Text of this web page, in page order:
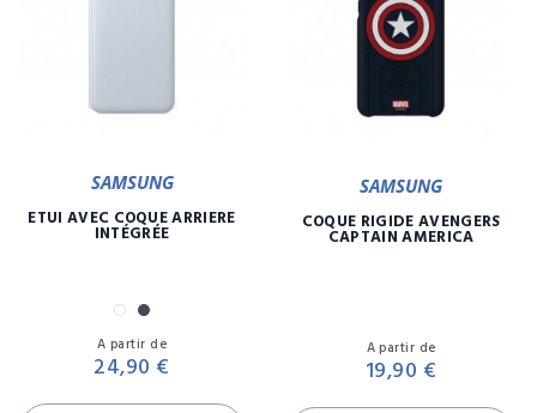
SAMSUNG
ETUI AVEC COQUE ARRIÈRE
INTÉGRÉE
BlancNoir
A partir de
24,90 €
SAMSUNG
COQUE RIGIDE AVENGERS
CAPTAIN AMERICA
A partir de
19,90 €